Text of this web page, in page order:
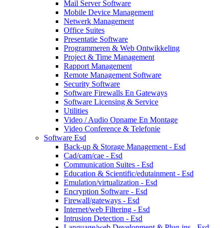
Mail Server Software
Mobile Device Management
Netwerk Management
Office Suites
Presentatie Software
Programmeren & Web Ontwikkeling
Project & Time Management
Rapport Management
Remote Management Software
Security Software
Software Firewalls En Gateways
Software Licensing & Service
Utilities
Video / Audio Opname En Montage
Video Conference & Telefonie
Software Esd
Back-up & Storage Management - Esd
Cad/cam/cae - Esd
Communication Suites - Esd
Education & Scientific/edutainment - Esd
Emulation/virtualization - Esd
Encryption Software - Esd
Firewall/gateways - Esd
Internet/web Filtering - Esd
Intrusion Detection - Esd